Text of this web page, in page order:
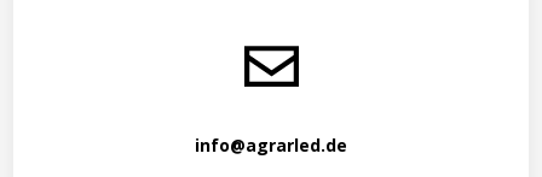
info@agrarled.de